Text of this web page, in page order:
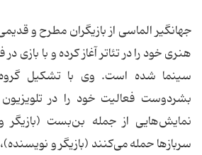
جهانگیر الماسی از بازیگران مطرح و
هنری خود را در تئاتر آغاز کرده و با بازی
سینما شده است. وی با تشکیل گروه
بشردوست فعالیت خود را در
نمایش‌هایی از جمله بن‌بست (بازیگر
سربازها حمله می‌کنند (بازیگر و